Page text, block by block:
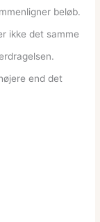
beløb.
ikke det samme
end det